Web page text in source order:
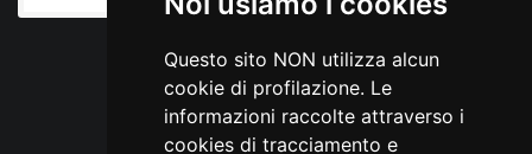
Questo sito NON utilizza alcun
cookie di profilazione. Le
informazioni raccolte attraverso i
cookies di tracciamento e